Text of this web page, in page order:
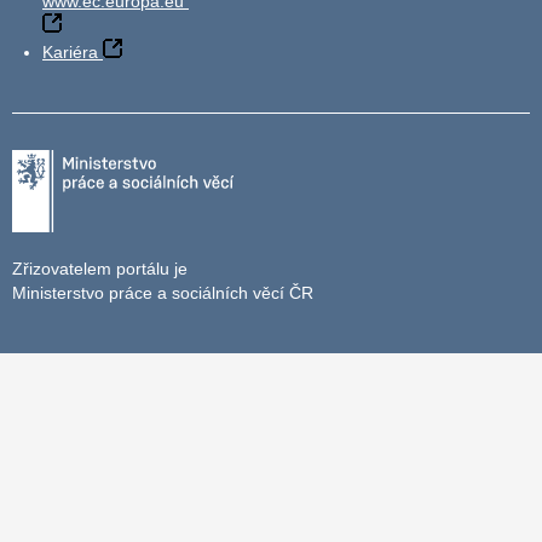
Kariéra
Zřizovatelem portálu je
Ministerstvo práce a sociálních věcí ČR